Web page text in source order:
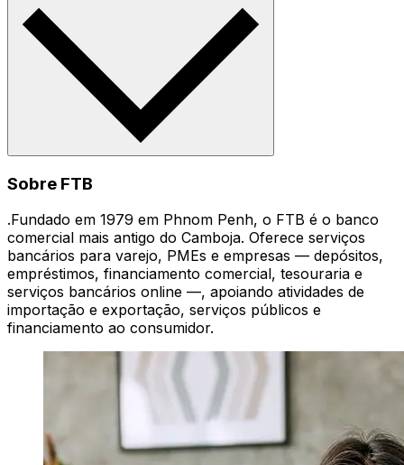
Sobre FTB
.Fundado em 1979 em Phnom Penh, o FTB é o banco
comercial mais antigo do Camboja. Oferece serviços
bancários para varejo, PMEs e empresas — depósitos,
empréstimos, financiamento comercial, tesouraria e
serviços bancários online —, apoiando atividades de
importação e exportação, serviços públicos e
financiamento ao consumidor.